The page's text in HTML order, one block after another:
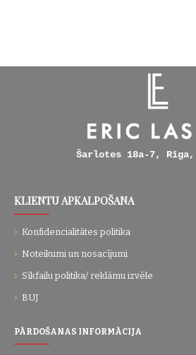
Šarlotes 18a-7,
KLIENTU APKALPOŠANA
Konfidencialitātes politika
Noteikumi un nosacījumi
Sīkfailu politika/ reklāmu izvēle
BUJ
PĀRDOŠANAS INFORMĀCIJA